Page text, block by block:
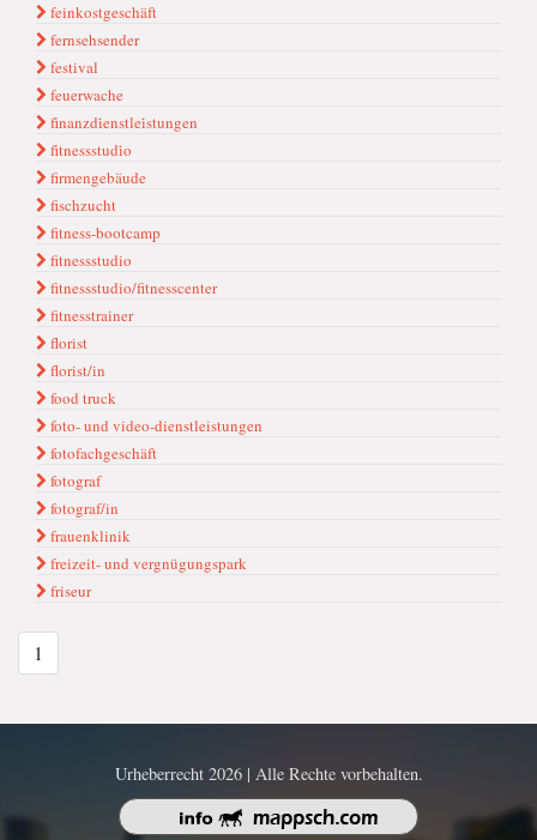
feinkostgeschäft
fernsehsender
festival
feuerwache
fi̇nanzdi̇enstlei̇stungen
fi̇tnessstudi̇o
firmengebäude
fischzucht
fitness-bootcamp
fitnessstudio
fitnessstudio/fitnesscenter
fitnesstrainer
florist
florist/in
food truck
foto- und video-dienstleistungen
fotofachgeschäft
fotograf
fotograf/in
frauenklinik
freizeit- und vergnügungspark
friseur
1
Urheberrecht 2026 | Alle Rechte vorbehalten.